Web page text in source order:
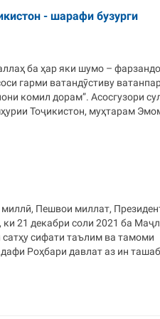
- шарафи бузурги
ба ҳар яки шумо –
гарми ватандӯстиву
комил дорам”. Асосгузори
Тоҷикистон, муҳтарам
Пешвои миллат,
21 декабри соли 2021 ба
сифати таълим ва тамоми
Роҳбари давлат аз ин